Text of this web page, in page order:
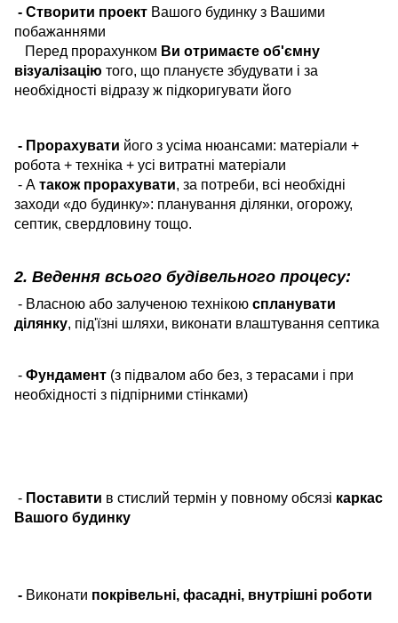
- Створити проект Вашого будинку з Вашими
побажаннями
Перед прорахунком Ви отримаєте об'ємну
візуалізацію того, що плануєте збудувати і за
необхідності відразу ж підкоригувати його
- Прорахувати його з усіма нюансами: матеріали +
робота + техніка + усі витратні матеріали
- А також прорахувати, за потреби, всі необхідні
заходи «до будинку»: планування ділянки, огорожу,
септик, свердловину тощо.
2. Ведення всього будівельного процесу:
- Власною або залученою технікою спланувати
ділянку, під'їзні шляхи, виконати влаштування септика
- Фундамент (з підвалом або без, з терасами і при
необхідності з підпірними стінками)
- Поставити в стислий термін у повному обсязі каркас
Вашого будинку
- Виконати покрівельні, фасадні, внутрішні роботи